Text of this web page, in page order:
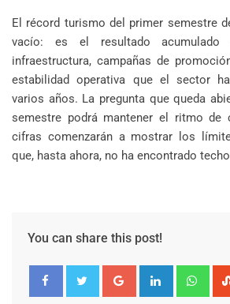
El récord turismo del primer semestre
vacío: es el resultado acumulado
infraestructura, campañas de
estabilidad operativa que el sector
varios años. La pregunta que queda
semestre podrá mantener el ritmo
cifras comenzarán a mostrar los
que, hasta ahora, no ha encontrado
You can share this post!
Google+ LinkedIn